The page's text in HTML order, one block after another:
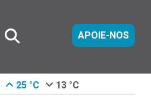
APOIE-NOS
25 °C 13 °C